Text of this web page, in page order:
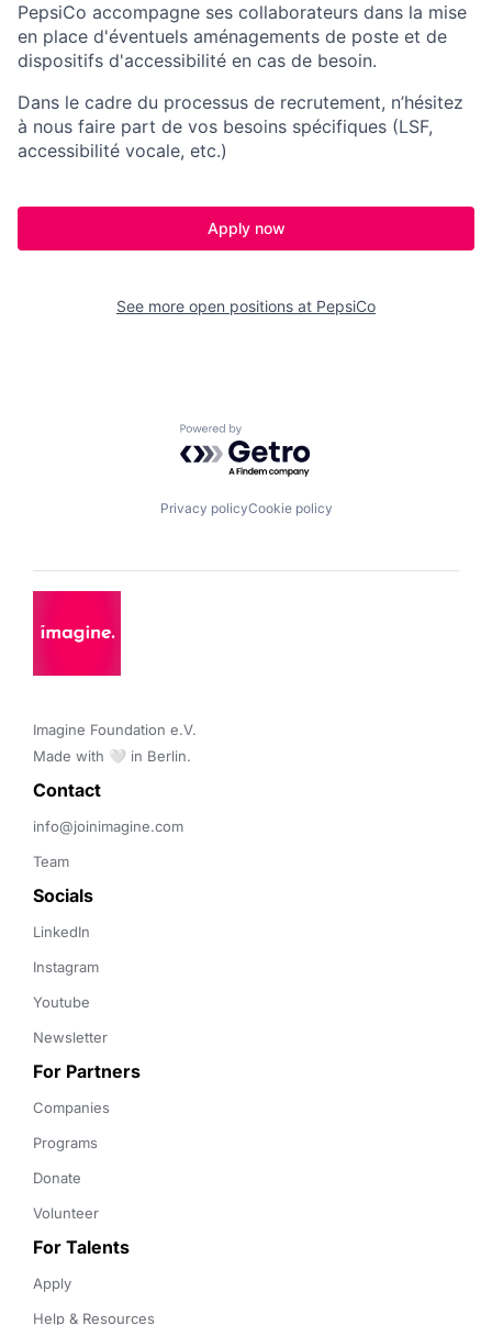
PepsiCo accompagne ses collaborateurs dans la mise
en place d'éventuels aménagements de poste et de
dispositifs d'accessibilité en cas de besoin.
Dans le cadre du processus de recrutement, n’hésitez
à nous faire part de vos besoins spécifiques (LSF,
accessibilité vocale, etc.)
Apply now
See more open positions at PepsiCo
Powered by Getro.com
Privacy policyCookie policy
Imagine Foundation e.V.
Made with 🤍 in Berlin.
Contact
info@joinimagine.com
Team
Socials
LinkedIn
Instagram
Youtube
Newsletter
For Partners
Companies
Programs
Donate
Volunteer
For Talents
Apply
Help & Resources